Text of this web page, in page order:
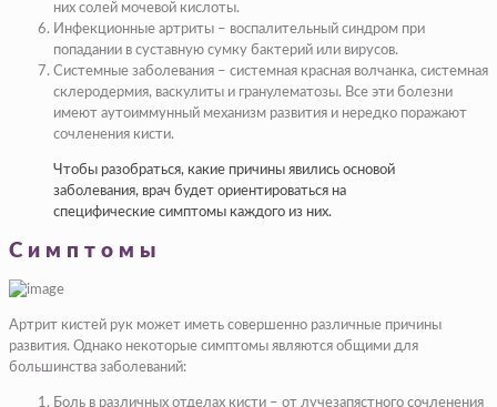
них солей мочевой кислоты.
Инфекционные артриты – воспалительный синдром при
попадании в суставную сумку бактерий или вирусов.
Системные заболевания – системная красная волчанка, системная
склеродермия, васкулиты и гранулематозы. Все эти болезни
имеют аутоиммунный механизм развития и нередко поражают
сочленения кисти.
Чтобы разобраться, какие причины явились основой
заболевания, врач будет ориентироваться на
специфические симптомы каждого из них.
Симптомы
Артрит кистей рук может иметь совершенно различные причины
развития. Однако некоторые симптомы являются общими для
большинства заболеваний:
Боль в различных отделах кисти – от лучезапястного сочленения